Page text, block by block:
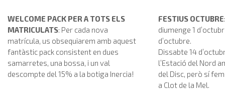
WELCOME PACK PER A TOTS ELS
MATRICULATS: Per cada nova
matrícula, us obsequiarem amb aquest
fantàstic pack consistent en dues
samarretes, una bossa, i un val
descompte del 15% a la botiga Inercia!
FESTIUS OCTUBRE
diumenge 1
d’octubre.
Dissabte 14
l’Estació del Nord
del Disc, però sí
a Clot de la Mel.